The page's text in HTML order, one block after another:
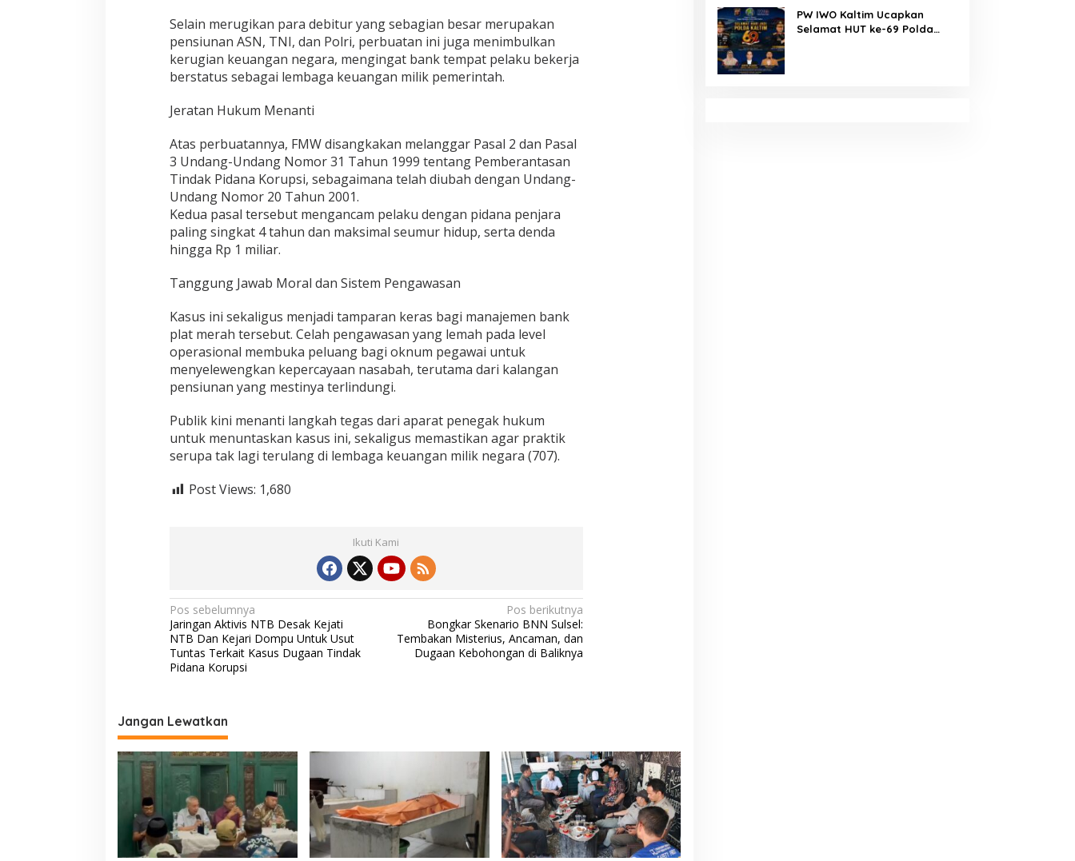
Selain merugikan para debitur yang sebagian besar merupakan
pensiunan ASN, TNI, dan Polri, perbuatan ini juga menimbulkan
kerugian keuangan negara, mengingat bank tempat pelaku bekerja
berstatus sebagai lembaga keuangan milik pemerintah.
Jeratan Hukum Menanti
Atas perbuatannya, FMW disangkakan melanggar Pasal 2 dan Pasal
3 Undang-Undang Nomor 31 Tahun 1999 tentang Pemberantasan
Tindak Pidana Korupsi, sebagaimana telah diubah dengan Undang-
Undang Nomor 20 Tahun 2001.
Kedua pasal tersebut mengancam pelaku dengan pidana penjara
paling singkat 4 tahun dan maksimal seumur hidup, serta denda
hingga Rp 1 miliar.
Tanggung Jawab Moral dan Sistem Pengawasan
Kasus ini sekaligus menjadi tamparan keras bagi manajemen bank
plat merah tersebut. Celah pengawasan yang lemah pada level
operasional membuka peluang bagi oknum pegawai untuk
menyelewengkan kepercayaan nasabah, terutama dari kalangan
pensiunan yang mestinya terlindungi.
Publik kini menanti langkah tegas dari aparat penegak hukum
untuk menuntaskan kasus ini, sekaligus memastikan agar praktik
serupa tak lagi terulang di lembaga keuangan milik negara (707).
Post Views: 1,680
Ikuti Kami
N
a
v
i
a
s
i
p
o
s
Pos sebelumnya
Jaringan Aktivis NTB Desak Kejati
NTB Dan Kejari Dompu Untuk Usut
Tuntas Terkait Kasus Dugaan Tindak
Pidana Korupsi
Pos berikutnya
Bongkar Skenario BNN Sulsel:
Tembakan Misterius, Ancaman, dan
Dugaan Kebohongan di Baliknya
Jangan Lewatkan
PW IWO Kaltim Ucapkan
Selamat HUT ke-69 Polda